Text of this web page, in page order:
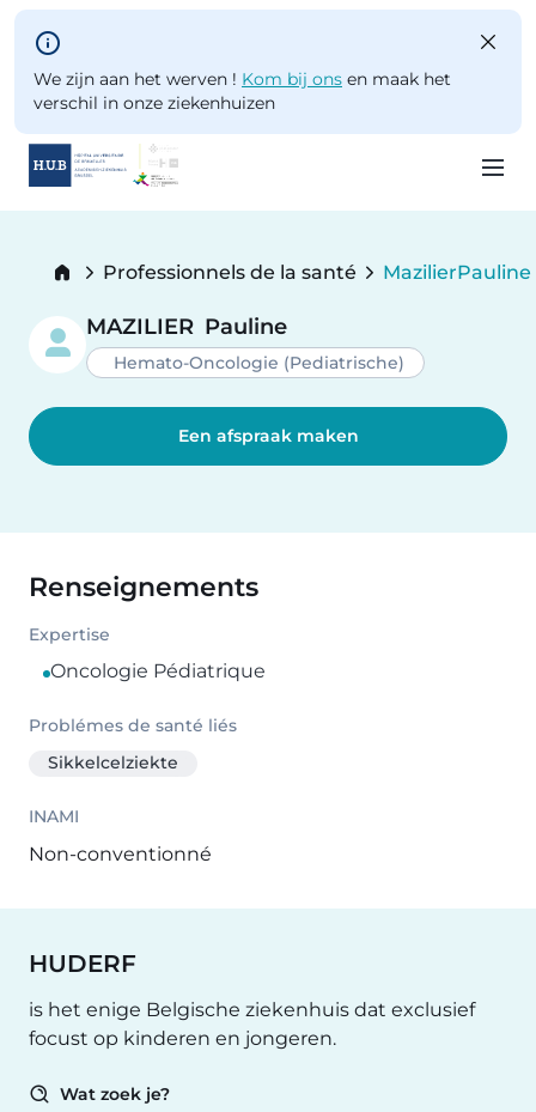
Skip to main content
We zijn aan het werven ! Kom bij ons en maak het
verschil in onze ziekenhuizen
Breadcrumb
Professionnels de la santé Mazilier Pauline
MAZILIER Pauline
Hemato-Oncologie (Pediatrische)
Een afspraak maken
Renseignements
Expertise
Oncologie Pédiatrique
Problémes de santé liés
Sikkelcelziekte
INAMI
Non-conventionné
HUDERF
is het enige Belgische ziekenhuis dat exclusief
focust op kinderen en jongeren.
Wat zoek je?